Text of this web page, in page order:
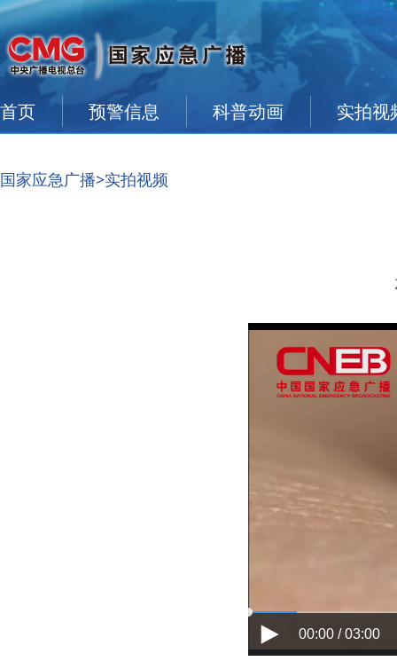
首页 预警信息 科普动画 实拍视
国家应急广播>实拍视频
00:00 / 03:00